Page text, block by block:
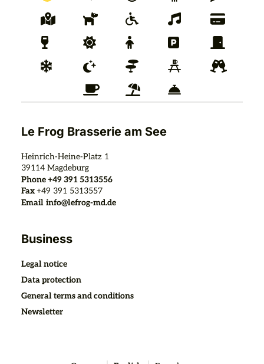
Le Frog Brasserie am See
Heinrich-Heine-Platz 1
39114 Magdeburg
Phone+49 391 5313556
Fax+49 391 5313557
Email info@lefrog-md.de
Business
Legal notice
Data protection
General terms and conditions
Newsletter